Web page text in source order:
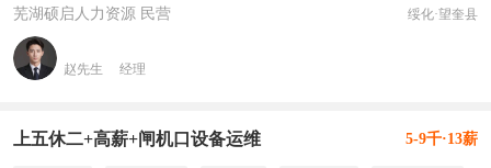
芜湖硕启人力资源 民营 绥化·望奎县
赵先生 经理
上五休二+高薪+闸机口设备运维 5-9千·13薪